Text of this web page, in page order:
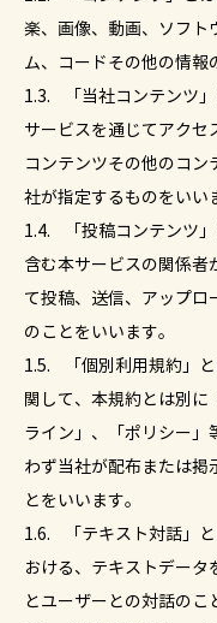
楽、画像、動画、ソフト
ム、コードその他の情報
1.3. 「当社コンテンツ
サービスを通じてアクセ
コンテンツその他のコン
社が指定するものをいい
1.4. 「投稿コンテンツ
含む本サービスの関係者
て投稿、送信、アップロ
のことをいいます。
1.5. 「個別利用規約」
関して、本規約とは別に
ライン」、「ポリシー」
わず当社が配布または掲
とをいいます。
1.6. 「テキスト対話」
おける、テキストデータ
とユーザーとの対話のこ